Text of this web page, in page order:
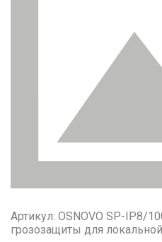
Артикул: OSNOVO SP-IP8/
грозозащиты для